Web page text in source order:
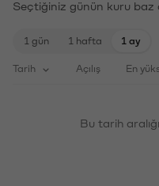
Seçtiğiniz günün kuru baz
1 gün 1 hafta 1 ay
Tarih Açılış En
Bu tarih